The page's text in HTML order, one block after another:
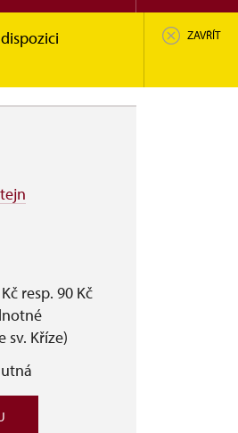
ZAVŘÍT
resp. 90 Kč
sv. Kříze)